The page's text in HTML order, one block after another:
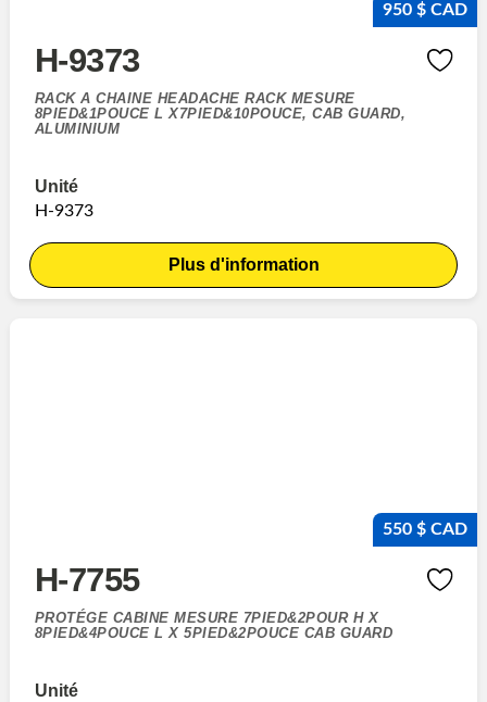
950 $ CAD
H-9373
RACK A CHAINE HEADACHE RACK MESURE
8PIED&1POUCE L X7PIED&10POUCE, CAB GUARD,
ALUMINIUM
Unité
H-9373
Plus d'information
550 $ CAD
H-7755
PROTÉGE CABINE MESURE 7PIED&2POUR H X
8PIED&4POUCE L X 5PIED&2POUCE CAB GUARD
Unité